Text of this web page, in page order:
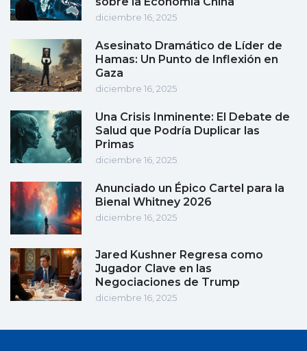
diciembre 16, 2025
Asesinato Dramático de Líder de
Hamas: Un Punto de Inflexión en
Gaza
diciembre 16, 2025
Una Crisis Inminente: El Debate de
Salud que Podría Duplicar las
Primas
diciembre 16, 2025
Anunciado un Épico Cartel para la
Bienal Whitney 2026
diciembre 16, 2025
Jared Kushner Regresa como
Jugador Clave en las
Negociaciones de Trump
diciembre 16, 2025